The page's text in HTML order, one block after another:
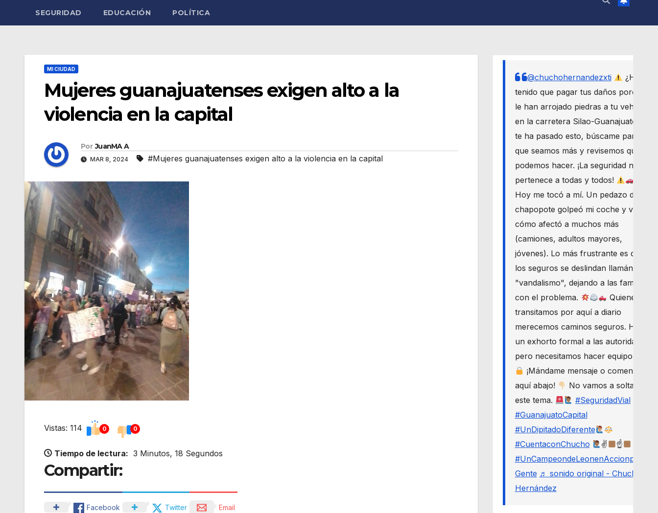
SEGURIDAD EDUCACIÓN POLÍTICA
MI CIUDAD
Mujeres guanajuatenses exigen alto a la
violencia en la capital
Por JuanMA A
MAR 8, 2024 #Mujeres guanajuatenses exigen alto a la violencia en la capital
Vistas: 114 0 0
Tiempo de lectura: 3 Minutos, 18 Segundos
Compartir:
Facebook Twitter Email
@chuchohernandezxti
¿Has
tenido que pagar tus daños porque
le han arrojado piedras a tu vehículo
en la carretera Silao-Guanajuato? Si
te ha pasado esto, búscame para
que seamos más y revisemos qué
podemos hacer. ¡La seguridad nos
pertenece a todas y todos!
Hoy me tocó a mí. Un pedazo de
chapopote golpeó mi coche y vi
cómo afectó a muchos más
(camiones, adultos mayores,
jóvenes). Lo más frustrante es que
los seguros se deslindan llamándolo
"vandalismo", dejando a las familias
con el problema.
Quienes
transitamos por aquí a diario
merecemos caminos seguros. Haré
un exhorto formal a las autoridades,
pero necesitamos hacer equipo.
¡Mándame mensaje o comenta
aquí abajo!
No vamos a soltar
este tema.
#SeguridadVial
#GuanajuatoCapital
#UnDipitadoDiferente
#CuentaconChucho
✌
☝
#UnCampeondeLeonenAccionporLa
Gente ♬ sonido original - Chucho
Hernández